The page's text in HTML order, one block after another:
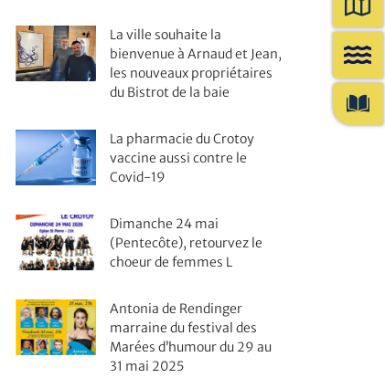
La ville souhaite la
bienvenue à Arnaud et Jean,
les nouveaux propriétaires
du Bistrot de la baie
La pharmacie du Crotoy
vaccine aussi contre le
Covid-19
Dimanche 24 mai
(Pentecôte), retourvez le
choeur de femmes L
Antonia de Rendinger
marraine du festival des
Marées d’humour du 29 au
31 mai 2025